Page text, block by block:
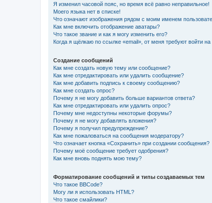
Я изменил часовой пояс, но время всё равно неправильное!
Моего языка нет в списке!
Что означают изображения рядом с моим именем
Как мне включить отображение аватары?
Что такое звание и как я могу изменить его?
Когда я щёлкаю по ссылке «email», от меня требуют войти
Создание сообщений
Как мне создать новую тему или сообщение?
Как мне отредактировать или удалить сообщение?
Как мне добавить подпись к своему сообщению?
Как мне создать опрос?
Почему я не могу добавить больше вариантов ответа?
Как мне отредактировать или удалить опрос?
Почему мне недоступны некоторые форумы?
Почему я не могу добавлять вложения?
Почему я получил предупреждение?
Как мне пожаловаться на сообщения модератору?
Что означает кнопка «Сохранить» при создании сообщения?
Почему моё сообщение требует одобрения?
Как мне вновь поднять мою тему?
Форматирование сообщений и типы создаваемых тем
Что такое BBCode?
Могу ли я использовать HTML?
Что такое смайлики?